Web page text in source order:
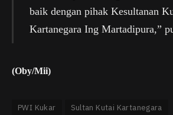
baik dengan pihak Kesultanan
Kartanegara Ing Martadipura,”
(Oby/Mii)
PWI Kukar Sultan Kutai Kartanegara